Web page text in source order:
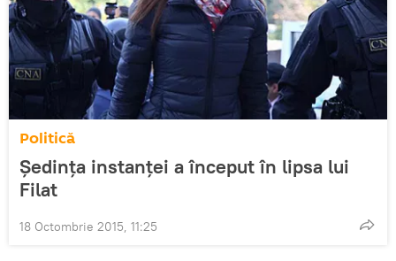
Politică
Şedinţa instanţei a început în lipsa lui
Filat
18 Octombrie 2015, 11:25